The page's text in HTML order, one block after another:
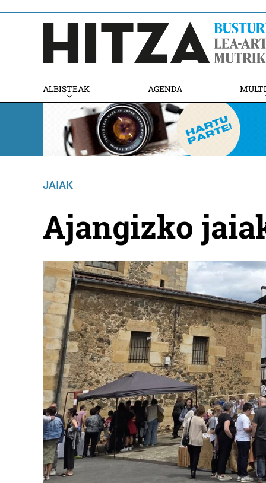
ALBISTEAK AGENDA
JAIAK
Ajangizko